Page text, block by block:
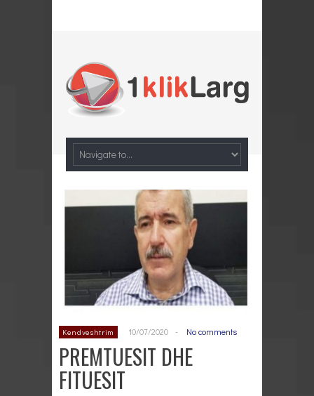
Kendveshtrim 10/07/2020 - No comments
PREMTUESIT DHE
FITUESIT